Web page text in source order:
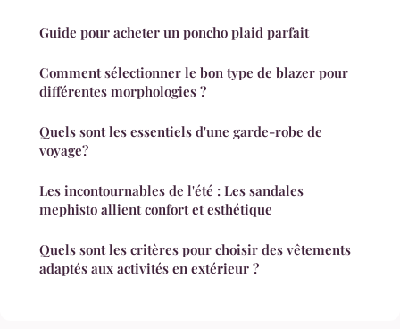
Guide pour acheter un poncho plaid parfait
Comment sélectionner le bon type de blazer pour
différentes morphologies ?
Quels sont les essentiels d'une garde-robe de
voyage?
Les incontournables de l'été : Les sandales
mephisto allient confort et esthétique
Quels sont les critères pour choisir des vêtements
adaptés aux activités en extérieur ?